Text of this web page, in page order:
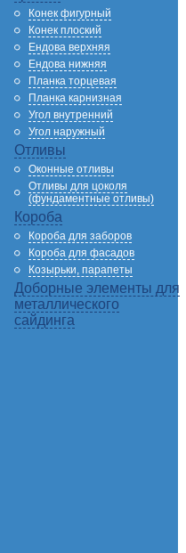
Конек фигурный
Конек плоский
Ендова верхняя
Ендова нижняя
Планка торцевая
Планка карнизная
Угол внутренний
Угол наружный
Отливы
Оконные отливы
Отливы для цоколя
(фундаментные отливы)
Короба
Короба для заборов
Короба для фасадов
Козырьки, парапеты
Доборные элементы для
металлического
сайдинга